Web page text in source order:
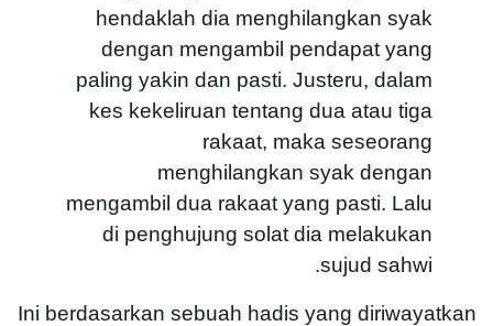
hendaklah dia menghilangkan syak
dengan mengambil pendapat yang
paling yakin dan pasti. Justeru, dalam
kes kekeliruan tentang dua atau tiga
rakaat, maka seseorang
menghilangkan syak dengan
mengambil dua rakaat yang pasti. Lalu
di penghujung solat dia melakukan
sujud sahwi.
Ini berdasarkan sebuah hadis yang diriwayatkan